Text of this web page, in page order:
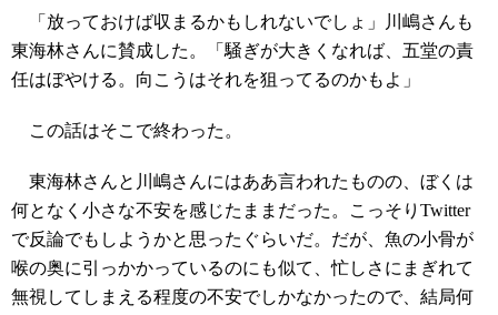
「放っておけば収まるかもしれないでしょ」川嶋さんも
東海林さんに賛成した。「騒ぎが大きくなれば、五堂の責
任はぼやける。向こうはそれを狙ってるのかもよ」
この話はそこで終わった。
東海林さんと川嶋さんにはああ言われたものの、ぼくは
何となく小さな不安を感じたままだった。こっそりTwitter
で反論でもしようかと思ったぐらいだ。だが、魚の小骨が
喉の奥に引っかかっているのにも似て、忙しさにまぎれて
無視してしまえる程度の不安でしかなかったので、結局何